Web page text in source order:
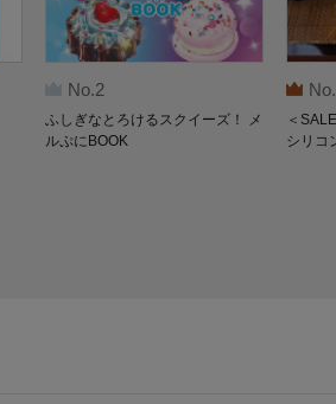
No.2
ふしぎなとろけるスクイーズ！ メ
ルぷにBOOK
＜
シリコ